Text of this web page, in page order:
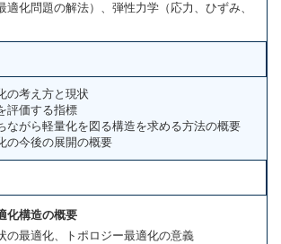
適化問題の解法）、弾性力学（応力、ひずみ、
の考え方と現状
評価する指標
ながら軽量化を図る構造を求める方法の概要
の今後の展開の概要
化構造の概要
最適化、トポロジー最適化の意義